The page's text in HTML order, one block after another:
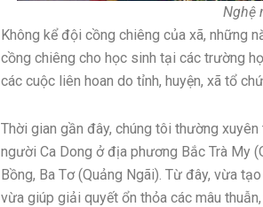
Nghệ
Không kể đội cồng chiêng của xã, những
cồng chiêng cho học sinh tại các trường
các cuộc liên hoan do tỉnh, huyện, xã tổ
Thời gian gần đây, chúng tôi thường
người Ca Dong ở địa phương Bắc Trà My
Bồng, Ba Tơ (Quảng Ngãi). Từ đây, vừa
vừa giúp giải quyết ổn thỏa các mâu